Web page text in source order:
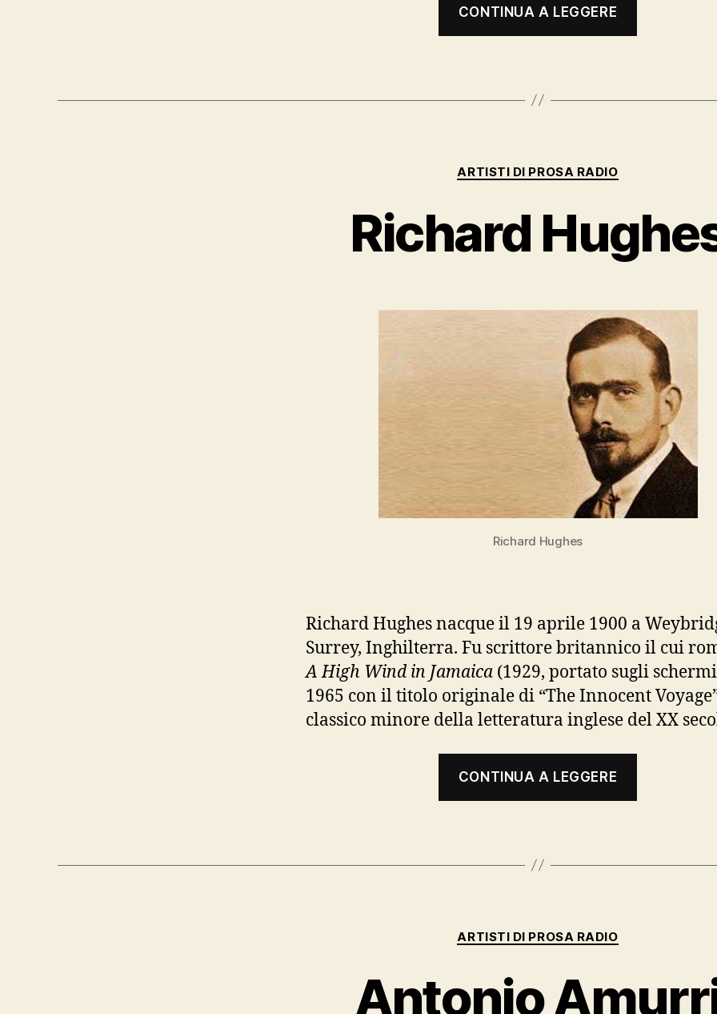
CONTINUA A LEGGERE
Categorie
ARTISTI DI PROSA RADIO
Richard
Richard Hughes
Richard Hughes nacque il 19 aprile 1900 a
Surrey, Inghilterra. Fu scrittore britannico il cui
A High Wind in Jamaica (1929, portato sugli
1965 con il titolo originale di “The Innocent
classico minore della letteratura inglese del XX
CONTINUA A LEGGERE
Categorie
ARTISTI DI PROSA RADIO
Antonio